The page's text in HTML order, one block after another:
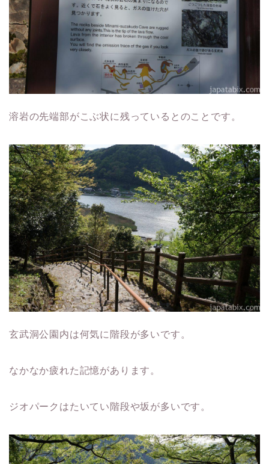
溶岩の先端部がこぶ状に残っているとのことです。
玄武洞公園内は何気に階段が多いです。
なかなか疲れた記憶があります。
ジオパークはたいてい階段や坂が多いです。